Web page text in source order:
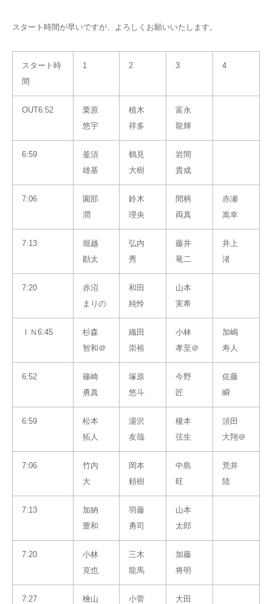
スタート時間が早いですが、よろしくお願いいたします。
スタート時
間
1 2 3 4
OUT6:52
栗原
悠宇
植木
祥多
富永
龍輝
6:59
釜須
雄基
鶴見
大樹
岩間
貴成
7:06
園部
潤
鈴木
理央
間柄
両真
赤瀬
嵩幸
7:13
堀越
勘太
弘内
秀
藤井
竜二
井上
渚
7:20
赤沼
まりの
和田
純怜
山本
実希
ＩＮ6:45
杉森
智和＠
織田
崇裕
小林
孝至＠
加嶋
寿人
6:52
篠崎
勇真
塚原
悠斗
今野
匠
佐藤
瞬
6:59
松本
拓人
湯沢
友哉
榎本
弦生
須田
大翔＠
7:06
竹内
大
岡本
頼樹
中島
旺
荒井
陸
7:13
加納
豊和
羽藤
勇司
山本
太郎
7:20
小林
克也
三木
龍馬
加藤
将明
7:27
檜山
小菅
大田